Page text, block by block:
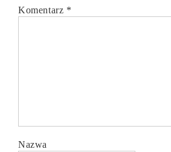
Komentarz *
Nazwa